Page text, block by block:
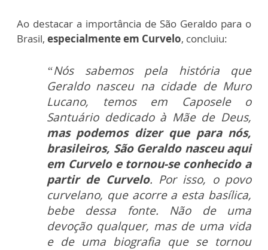
Ao destacar a importância de São Geraldo para o
Brasil, especialmente em Curvelo, concluiu:
“Nós sabemos pela história que
Geraldo nasceu na cidade de Muro
Lucano, temos em Caposele o
Santuário dedicado à Mãe de Deus,
mas podemos dizer que para nós,
brasileiros, São Geraldo nasceu aqui
em Curvelo e tornou-se conhecido a
partir de Curvelo. Por isso, o povo
curvelano, que acorre a esta basílica,
bebe dessa fonte. Não de uma
devoção qualquer, mas de uma vida
e de uma biografia que se tornou